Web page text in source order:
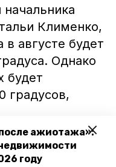
ажиотажа»:
году
Клименко,
августе будет
Однако
будет
градусов,
20 августа,
не